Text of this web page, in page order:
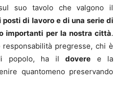
suo tavolo che valgono il
di lavoro e di una serie di
importanti per la nostra città.
responsabilità pregresse, chi è
popolo, ha il dovere e la
quantomeno preservando